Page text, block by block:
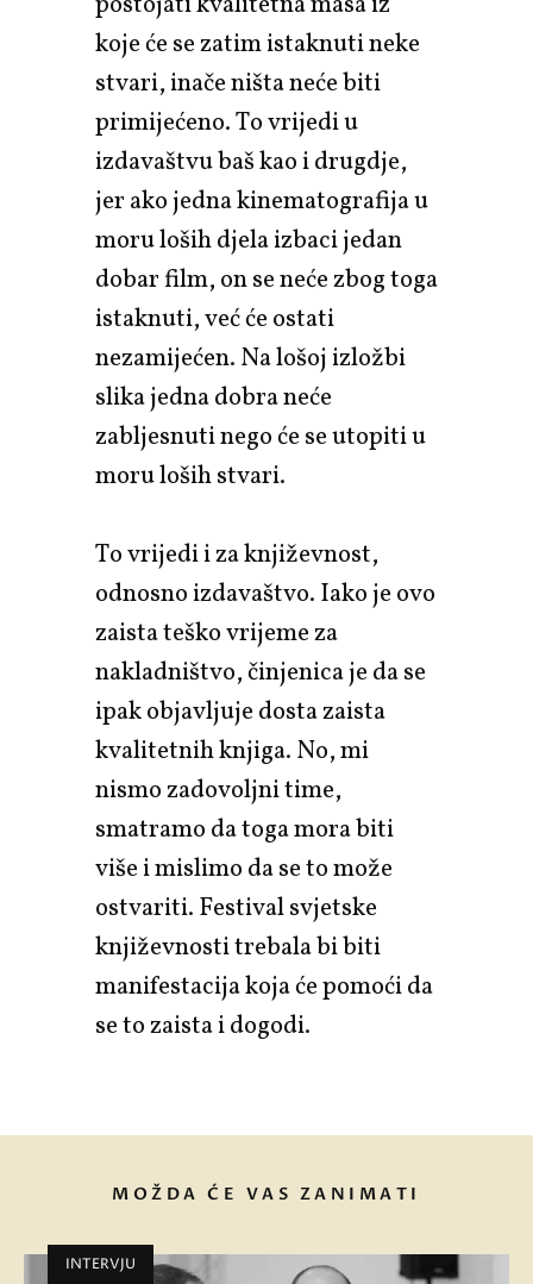
koje će se zatim istaknuti neke
stvari, inače ništa neće biti
primijećeno. To vrijedi u
izdavaštvu baš kao i drugdje,
jer ako jedna kinematografija u
moru loših djela izbaci jedan
dobar film, on se neće zbog toga
istaknuti, već će ostati
nezamijećen. Na lošoj izložbi
slika jedna dobra neće
zabljesnuti nego će se utopiti u
moru loših stvari.
To vrijedi i za književnost,
odnosno izdavaštvo. Iako je ovo
zaista teško vrijeme za
nakladništvo, činjenica je da se
ipak objavljuje dosta zaista
kvalitetnih knjiga. No, mi
nismo zadovoljni time,
smatramo da toga mora biti
više i mislimo da se to može
ostvariti. Festival svjetske
književnosti trebala bi biti
manifestacija koja će pomoći da
se to zaista i dogodi.
MOŽDA ĆE VAS ZANIMATI
INTERVJU